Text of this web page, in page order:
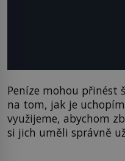
Peníze mohou přinést
na tom, jak je
využijeme, abychom
si jich uměli správně